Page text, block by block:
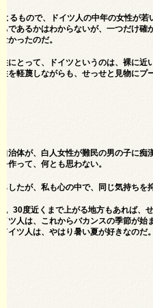
るもので、ドイツ人の中年の女性が
であるかはわからないが、一つだけ確
かったのだ。
にとって、ドイツというのは、裸に近
を軽蔑しながらも、せっせと見物にプ
治体が、白人女性が難民の男の子に痴
作って、何とも思わない。
したが、私も心の中で、同じ気持ちを
30度近くまで上がる地方もあれば、
ツ人は、これからバカンスの季節が始
イツ人は、やはり暑い夏が好きなのだ。